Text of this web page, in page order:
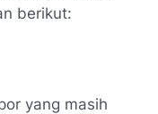
berikut:
yang masih